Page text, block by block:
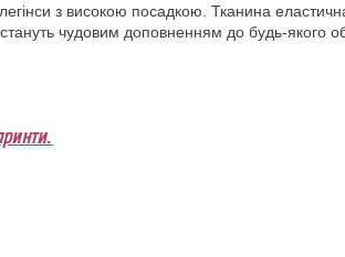
з високою посадкою. Тканина
стануть чудовим доповненням до будь-якого